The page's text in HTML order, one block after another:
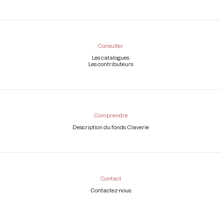
Consulter
Les catalogues
Les contributeurs
Comprendre
Description du fonds Claverie
Contact
Contactez-nous